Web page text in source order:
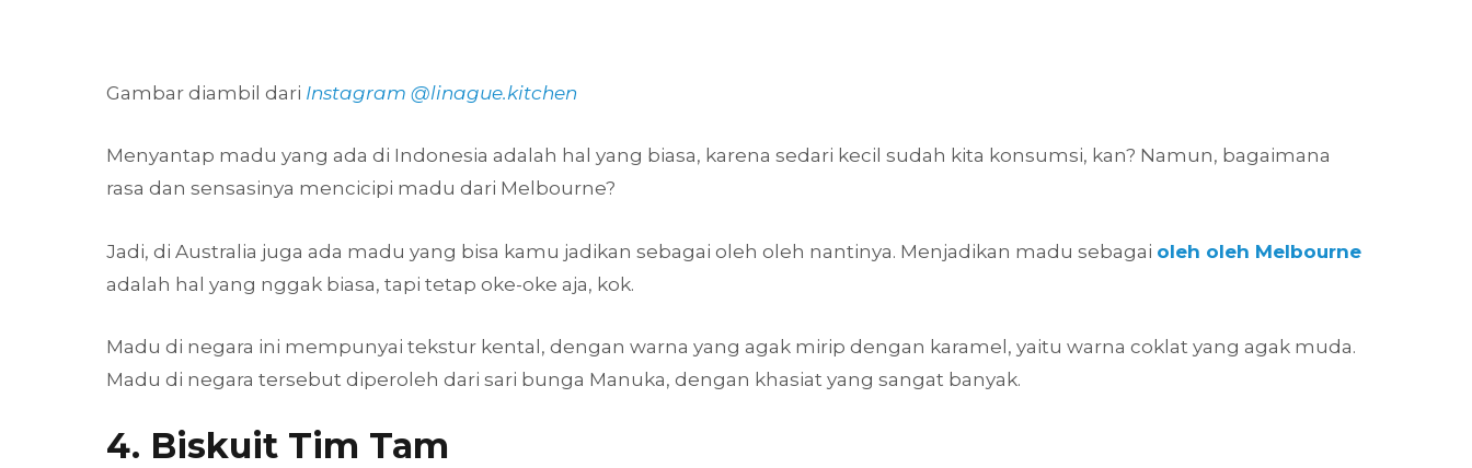
Gambar diambil dari Instagram @linague.kitchen
Menyantap madu yang ada di Indonesia adalah hal yang biasa, karena sedari kecil sudah kita konsumsi, kan? Namun, bagaimana
rasa dan sensasinya mencicipi madu dari Melbourne?
Jadi, di Australia juga ada madu yang bisa kamu jadikan sebagai oleh oleh nantinya. Menjadikan madu sebagai oleh oleh Melbourne
adalah hal yang nggak biasa, tapi tetap oke-oke aja, kok.
Madu di negara ini mempunyai tekstur kental, dengan warna yang agak mirip dengan karamel, yaitu warna coklat yang agak muda.
Madu di negara tersebut diperoleh dari sari bunga Manuka, dengan khasiat yang sangat banyak.
4. Biskuit Tim Tam